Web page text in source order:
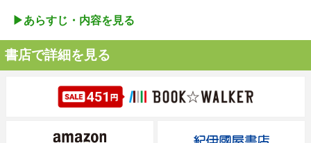
▶︎あらすじ・内容を見る
書店で詳細を見る